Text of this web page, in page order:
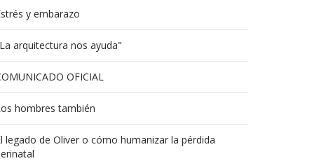
y embarazo
arquitectura nos ayuda"
OFICIAL
hombres también
legado de Oliver o cómo humanizar la pérdida